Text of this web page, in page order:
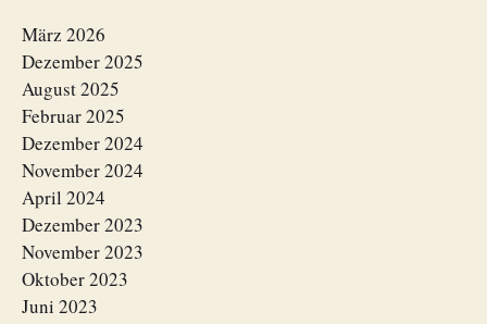
März 2026
Dezember 2025
August 2025
Februar 2025
Dezember 2024
November 2024
April 2024
Dezember 2023
November 2023
Oktober 2023
Juni 2023